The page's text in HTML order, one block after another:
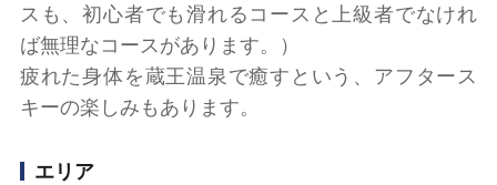
スも、初心者でも滑れるコースと上級者でなけれ
ば無理なコースがあります。）
疲れた身体を蔵王温泉で癒すという、アフタース
キーの楽しみもあります。
エリア